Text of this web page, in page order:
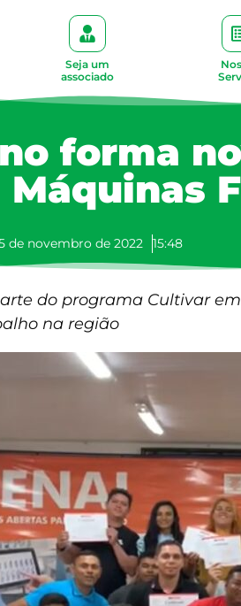
Seja um
associado
forma
Máquinas
de novembro de 2022 15:48
do programa Cultivar
na região